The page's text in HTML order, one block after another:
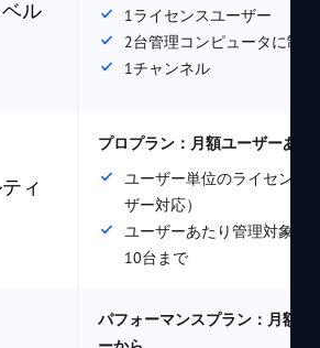
ル
1ライセンスユーザー
2台管理コンピュータに制限
1チャンネル
ィ
プロプラン：月額ユーザーあた
ユーザー単位のライセンス
ザー対応）
ユーザーあたり管理対象コ
10台まで
パフォーマンスプラン：月額